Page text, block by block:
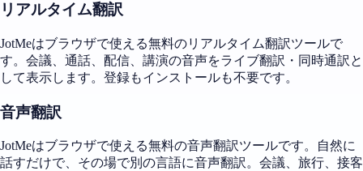
リアルタイム翻訳
JotMeはブラウザで使える無料のリアルタイム翻訳ツールで
す。会議、通話、配信、講演の音声をライブ翻訳・同時通訳と
して表示します。登録もインストールも不要です。
音声翻訳
JotMeはブラウザで使える無料の音声翻訳ツールです。自然に
話すだけで、その場で別の言語に音声翻訳。会議、旅行、接客